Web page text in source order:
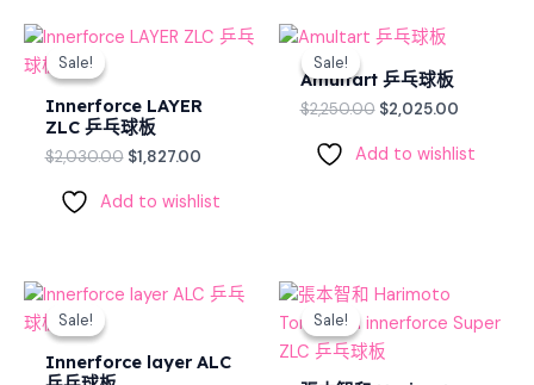
Sale!
Sale!
Innerforce LAYER
ZLC 乒乓球板
$2,030.00
Original
$1,827.00
Current
Add to wishlist
Sale!
Sale!
Amultart 乒乓球板
$2,250.00
Original
was:
$2,250.00.
$2,025.00
Add to wishlist
Sale!
Sale!
Innerforce layer ALC
Original
price
$1,570.00.
Current
Sale!
Sale!
Original
was:
$3,160.00.
is: